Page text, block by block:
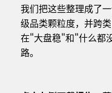
我们把这些整理成了
级品类颗粒度，并跨
在"大盘稳"和"什么都
路。